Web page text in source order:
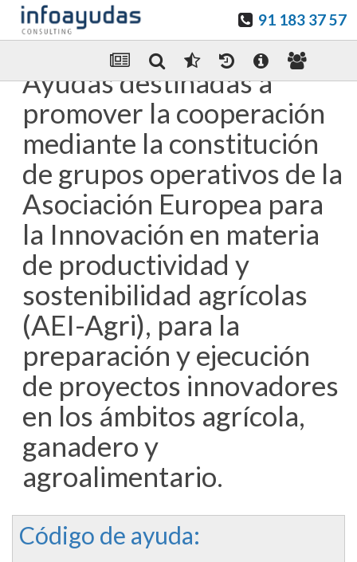
91 183 37 57
Enviar Por email
Ayudas destinadas a
promover la cooperación
mediante la constitución
de grupos operativos de la
Asociación Europea para
la Innovación en materia
de productividad y
sostenibilidad agrícolas
(AEI-Agri), para la
preparación y ejecución
de proyectos innovadores
en los ámbitos agrícola,
ganadero y
agroalimentario.
Código de ayuda: